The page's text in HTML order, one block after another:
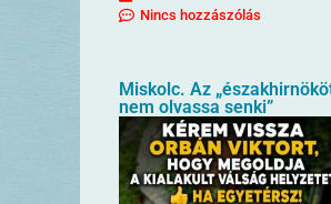
Nincs hozzászólás
Miskolc. Az
nem olvassa senki”